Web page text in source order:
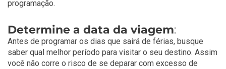
programação.
Determine a data da viagem:
Antes de programar os dias que sairá de férias, busque
saber qual melhor período para visitar o seu destino. Assim
você não corre o risco de se deparar com excesso de